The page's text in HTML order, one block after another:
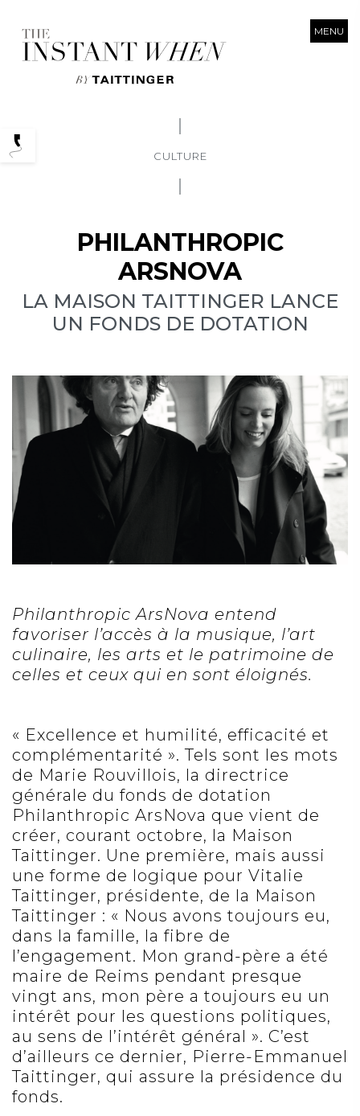
MENU
CULTURE
PHILANTHROPIC
ARSNOVA
LA MAISON TAITTINGER LANCE
UN FONDS DE DOTATION
Philanthropic ArsNova entend
favoriser l’accès à la musique, l’art
culinaire, les arts et le patrimoine de
celles et ceux qui en sont éloignés.
« Excellence et humilité, efficacité et
complémentarité ». Tels sont les mots
de Marie Rouvillois, la directrice
générale du fonds de dotation
Philanthropic ArsNova que vient de
créer, courant octobre, la Maison
Taittinger. Une première, mais aussi
une forme de logique pour Vitalie
Taittinger, présidente, de la Maison
Taittinger : « Nous avons toujours eu,
dans la famille, la fibre de
l’engagement. Mon grand-père a été
maire de Reims pendant presque
vingt ans, mon père a toujours eu un
intérêt pour les questions politiques,
au sens de l’intérêt général ». C’est
d’ailleurs ce dernier, Pierre-Emmanuel
Taittinger, qui assure la présidence du
fonds.